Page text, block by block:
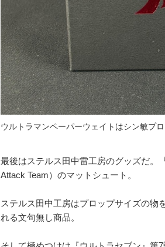
ウルトラマンペーパーウェイトはシン敏プ
最後はステルス田中雷工房のグッズだ。
Attack Team）のマットシュート。
ステルス田中工房はプロップサイズの物
れる文句無し商品。